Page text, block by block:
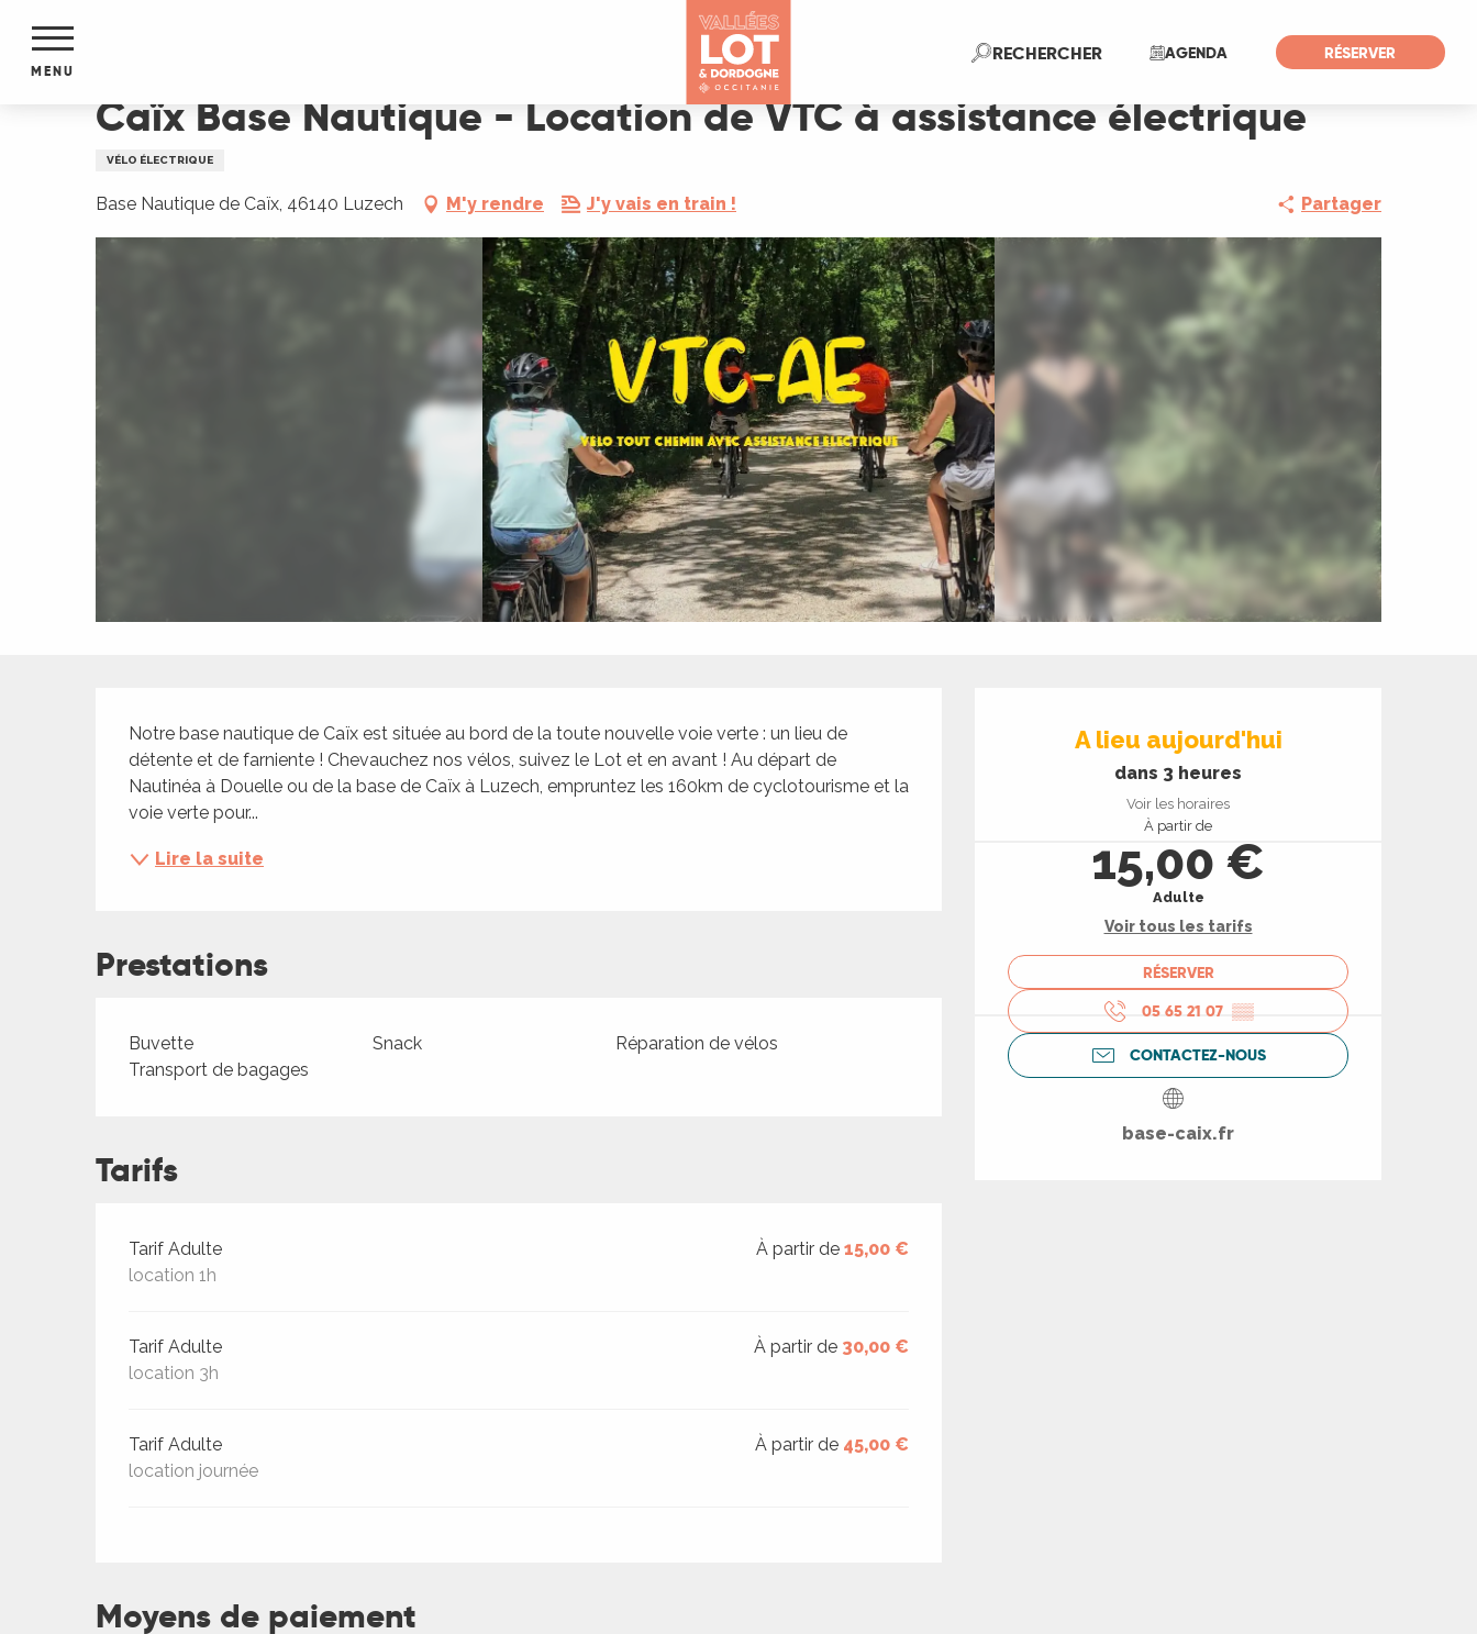
contenu
AGENDA RÉSERVER
RECHERCHERRecherche
MENU
Caïx Base Nautique - Location de VTC à assistance électrique
VÉLO ÉLECTRIQUE
Base Nautique de Caïx, 46140 Luzech M'y rendre J'y vais en train ! Partager
Ouverture et
A lieu aujourd'hui
dans 3 heures
Voir les horaires
À partir de
15,00 €
Adulte
Voir tous les tarifs
RÉSERVER
05 65 21 07 ▒▒
CONTACTEZ-NOUS
base-caix.fr
Description
Notre base nautique de Caïx est située au bord de la toute nouvelle voie verte : un lieu de
détente et de farniente ! Chevauchez nos vélos, suivez le Lot et en avant ! Au départ de
Nautinéa à Douelle ou de la base de Caïx à Luzech, empruntez les 160km de cyclotourisme et la
voie verte pour...
Lire la suite
Prestations
Buvette Snack
Réparation de vélos
Transport de bagages
Tarifs
Tarifs 2026
Tarif Adulte
location 1h
À partir de15,00 €
Tarif Adulte
location 3h
À partir de 30,00 €
Tarif Adulte
location journée
À partir de 45,00 €
Moyens de paiement